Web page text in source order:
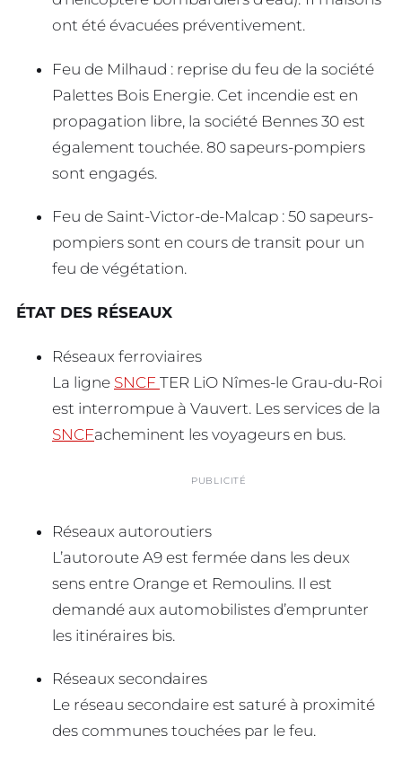
ont été évacuées préventivement.
Feu de Milhaud : reprise du feu de la société
Palettes Bois Energie. Cet incendie est en
propagation libre, la société Bennes 30 est
également touchée. 80 sapeurs-pompiers
sont engagés.
Feu de Saint-Victor-de-Malcap : 50 sapeurs-
pompiers sont en cours de transit pour un
feu de végétation.
ÉTAT DES RÉSEAUX
Réseaux ferroviaires
La ligne SNCF TER LiO Nîmes-le Grau-du-Roi
est interrompue à Vauvert. Les services de la
SNCFacheminent les voyageurs en bus.
PUBLICITÉ
Réseaux autoroutiers
L’autoroute A9 est fermée dans les deux
sens entre Orange et Remoulins. Il est
demandé aux automobilistes d’emprunter
les itinéraires bis.
Réseaux secondaires
Le réseau secondaire est saturé à proximité
des communes touchées par le feu.